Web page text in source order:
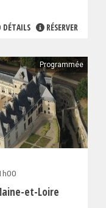
DÉTAILS RÉSERVER
Programmée
et-Loire